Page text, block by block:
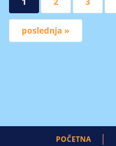
Pages
poslednja »
POČETNA